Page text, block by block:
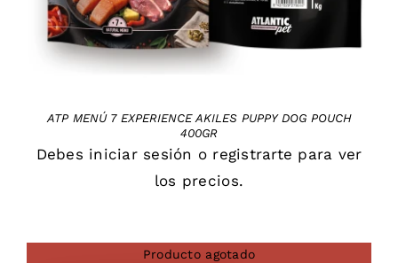
ATP MENÚ 7 EXPERIENCE AKILES PUPPY DOG POUCH
400GR
Debes iniciar sesión o registrarte para ver
los precios.
Producto agotado